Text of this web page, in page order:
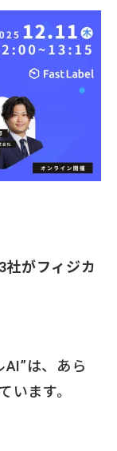
社がフィジカ
は、あら
います。